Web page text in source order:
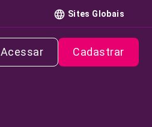
Sites Globais
Acessar Cadastrar